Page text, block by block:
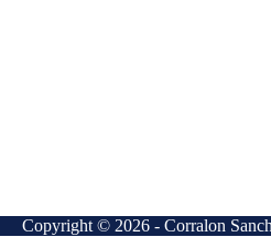
Copyright © 2026 - Corralon